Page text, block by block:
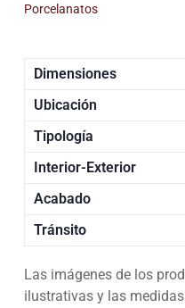
Porcelanatos
Dimensiones
Ubicación
Tipología
Interior-Exterior
Acabado
Tránsito
Las imágenes de los
ilustrativas y las